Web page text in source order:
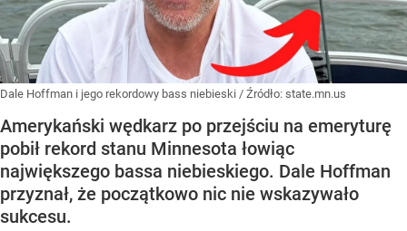
Dale Hoffman i jego rekordowy bass niebieski / Źródło: state.mn.us
Amerykański wędkarz po przejściu na emeryturę
pobił rekord stanu Minnesota łowiąc
największego bassa niebieskiego. Dale Hoffman
przyznał, że początkowo nic nie wskazywało
sukcesu.